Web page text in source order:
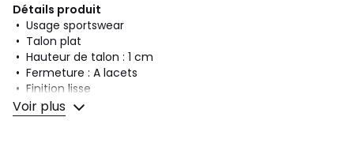
Détails produit
• Usage sportswear
• Talon plat
• Hauteur de talon : 1 cm
• Fermeture : A lacets
• Finition lisse
Composition et Entretien
Voir plus